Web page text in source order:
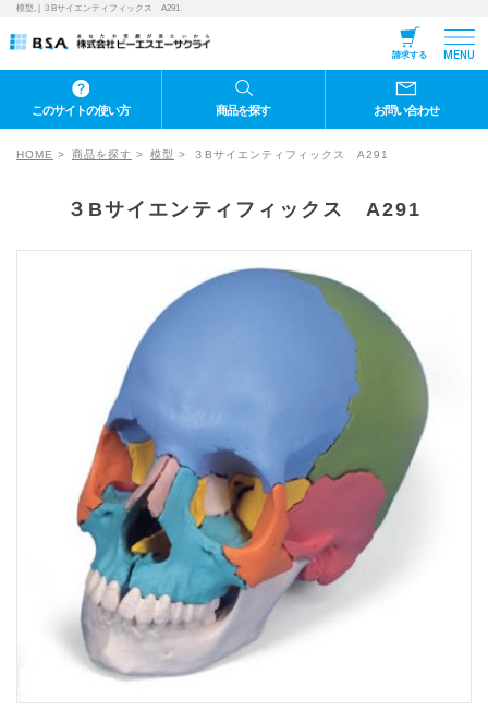
模型, | ３Bサイエンティフィックス A291
請求する MENU
このサイトの使い方 商品を探す お問い合わせ
HOME 商品を探す 模型 ３Bサイエンティフィックス A291
３Bサイエンティフィックス A291